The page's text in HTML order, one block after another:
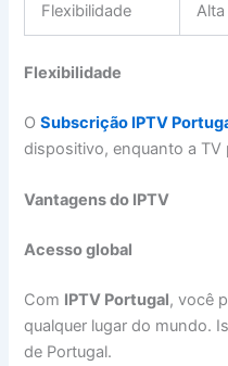
Flexibilidade Alta
Flexibilidade
OSubscrição IPTV
dispositivo, enquanto a TV
Vantagens do IPTV
Acesso global
Com IPTV Portugal, você
qualquer lugar do mundo.
de Portugal.